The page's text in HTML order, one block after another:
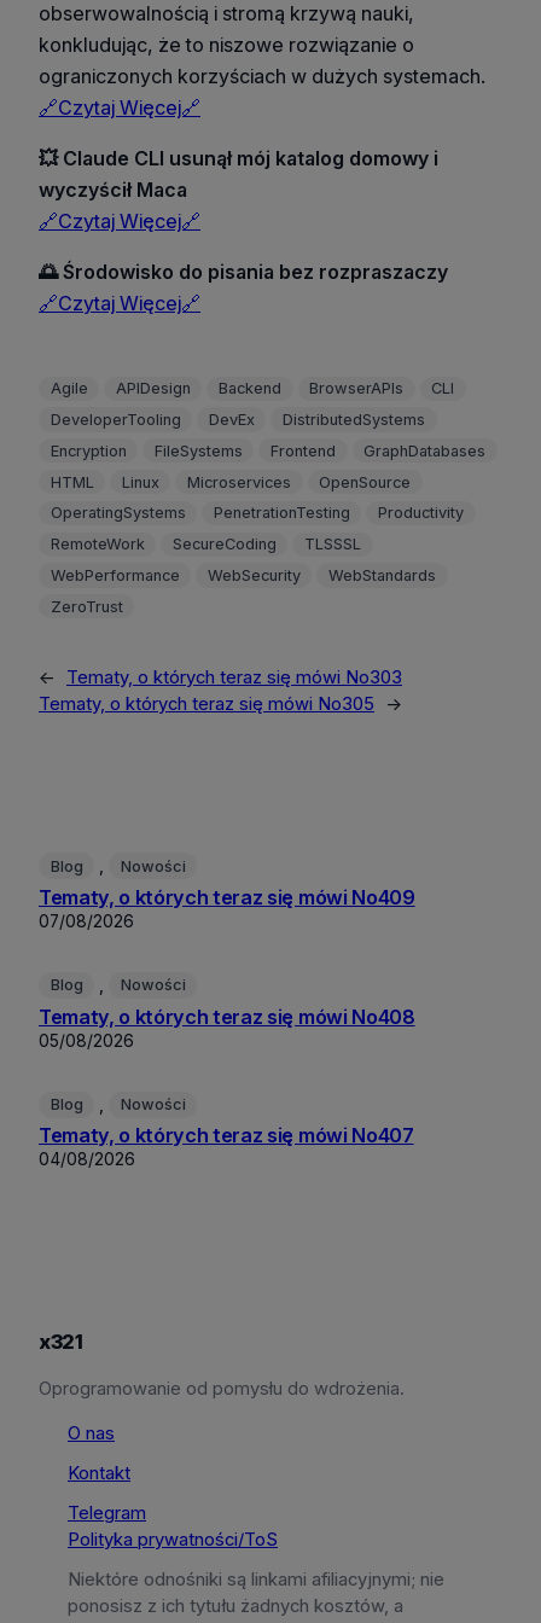
obserwowalnością i stromą krzywą nauki,
konkludując, że to niszowe rozwiązanie o
ograniczonych korzyściach w dużych systemach.
🔗Czytaj Więcej🔗
💥 Claude CLI usunął mój katalog domowy i
wyczyścił Maca
🔗Czytaj Więcej🔗
🌅 Środowisko do pisania bez rozpraszaczy
🔗Czytaj Więcej🔗
Agile APIDesign Backend BrowserAPIs
CLI
DeveloperTooling
DevEx
DistributedSystems
Encryption
FileSystems Frontend
GraphDatabases
HTML
Linux Microservices
OpenSource
OperatingSystems
PenetrationTesting
Productivity
RemoteWork
SecureCoding
TLSSSL
WebPerformance
WebSecurity
WebStandards
ZeroTrust
←
Tematy, o których teraz się mówi No303
Tematy, o których teraz się mówi No305
→
Blog Nowości
Tematy, o których teraz się mówi No409
07/08/2026
Blog Nowości
Tematy, o których teraz się mówi No408
05/08/2026
Blog Nowości
Tematy, o których teraz się mówi No407
04/08/2026
x321
Oprogramowanie od pomysłu do wdrożenia.
O nas
Kontakt
Telegram
Polityka prywatności/ToS
Niektóre odnośniki są linkami afiliacyjnymi; nie
ponosisz z ich tytułu żadnych kosztów, a